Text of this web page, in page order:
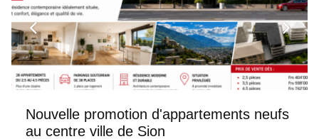
Nouvelle promotion d'appartements neufs
au centre ville de Sion